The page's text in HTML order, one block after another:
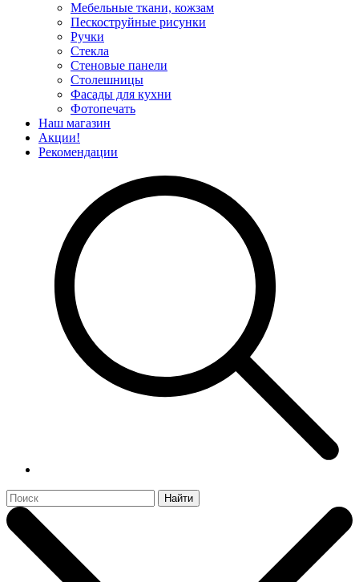
Мебельные ткани, кожзам
Пескоструйные рисунки
Ручки
Стекла
Стеновые панели
Столешницы
Фасады для кухни
Фотопечать
Наш магазин
Акции!
Рекомендации
Найти